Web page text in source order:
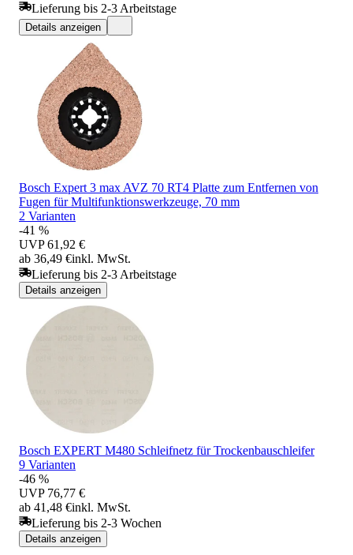
Lieferung bis 2-3 Arbeitstage
Details anzeigen
Bosch Expert 3 max AVZ 70 RT4 Platte zum Entfernen von
Fugen für Multifunktionswerkzeuge, 70 mm
2 Varianten
-41 %
UVP 61,92 €
ab 36,49 €inkl. MwSt.
Lieferung bis 2-3 Arbeitstage
Details anzeigen
Bosch EXPERT M480 Schleifnetz für Trockenbauschleifer
9 Varianten
-46 %
UVP 76,77 €
ab 41,48 €inkl. MwSt.
Lieferung bis 2-3 Wochen
Details anzeigen